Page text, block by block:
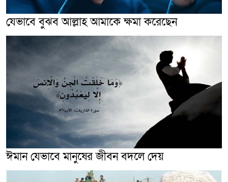
যেভাবে বুঝব আল্লাহ আমাকে ক্ষমা করেছেন
ঈমান যেভাবে মানুষের জীবন বদলে দেয়